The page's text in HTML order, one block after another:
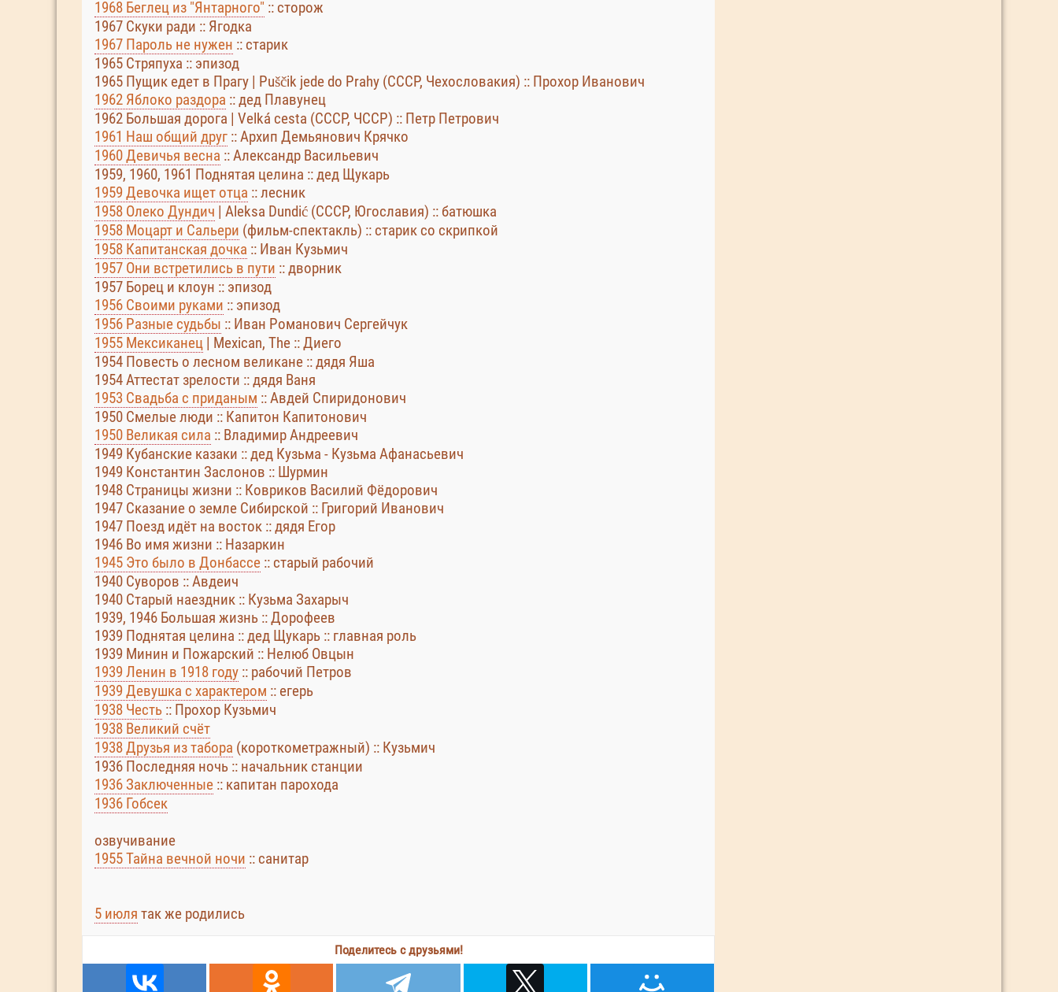
1968 Беглец из "Янтарного" :: сторож
1967 Скуки ради :: Ягодка
1967 Пароль не нужен :: старик
1965 Стряпуха :: эпизод
1965 Пущик едет в Прагу | Puščik jede do Prahy (СССР, Чехословакия) :: Прохор Иванович
1962 Яблоко раздора :: дед Плавунец
1962 Большая дорога | Velká cesta (СССР, ЧССР) :: Петр Петрович
1961 Наш общий друг :: Архип Демьянович Крячко
1960 Девичья весна :: Александр Васильевич
1959, 1960, 1961 Поднятая целина :: дед Щукарь
1959 Девочка ищет отца :: лесник
1958 Олеко Дундич | Aleksa Dundić (СССР, Югославия) :: батюшка
1958 Моцарт и Сальери (фильм-спектакль) :: старик со скрипкой
1958 Капитанская дочка :: Иван Кузьмич
1957 Они встретились в пути :: дворник
1957 Борец и клоун :: эпизод
1956 Своими руками :: эпизод
1956 Разные судьбы :: Иван Романович Сергейчук
1955 Мексиканец | Mexican, The :: Диего
1954 Повесть о лесном великане :: дядя Яша
1954 Аттестат зрелости :: дядя Ваня
1953 Свадьба с приданым :: Авдей Спиридонович
1950 Смелые люди :: Капитон Капитонович
1950 Великая сила :: Владимир Андреевич
1949 Кубанские казаки :: дед Кузьма - Кузьма Афанасьевич
1949 Константин Заслонов :: Шурмин
1948 Страницы жизни :: Ковриков Василий Фёдорович
1947 Сказание о земле Сибирской :: Григорий Иванович
1947 Поезд идёт на восток :: дядя Егор
1946 Во имя жизни :: Назаркин
1945 Это было в Донбассе :: старый рабочий
1940 Суворов :: Авдеич
1940 Старый наездник :: Кузьма Захарыч
1939, 1946 Большая жизнь :: Дорофеев
1939 Поднятая целина :: дед Щукарь :: главная роль
1939 Минин и Пожарский :: Нелюб Овцын
1939 Ленин в 1918 году :: рабочий Петров
1939 Девушка с характером :: егерь
1938 Честь :: Прохор Кузьмич
1938 Великий счёт
1938 Друзья из табора (короткометражный) :: Кузьмич
1936 Последняя ночь :: начальник станции
1936 Заключенные :: капитан парохода
1936 Гобсек
озвучивание
1955 Тайна вечной ночи :: санитар
5 июля так же родились
Поделитесь с друзьями!